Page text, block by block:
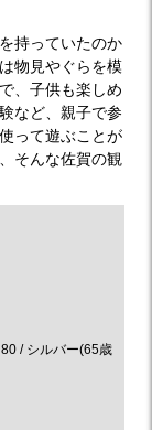
持っていたのか
物見やぐらを模
、子供も楽しめ
など、親子で参
って遊ぶことが
そんな佐賀の観
/ シルバー(65歳